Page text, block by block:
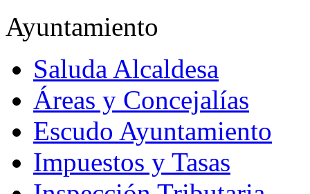
Ayuntamiento
Saluda Alcaldesa
Áreas y Concejalías
Escudo Ayuntamiento
Impuestos y Tasas